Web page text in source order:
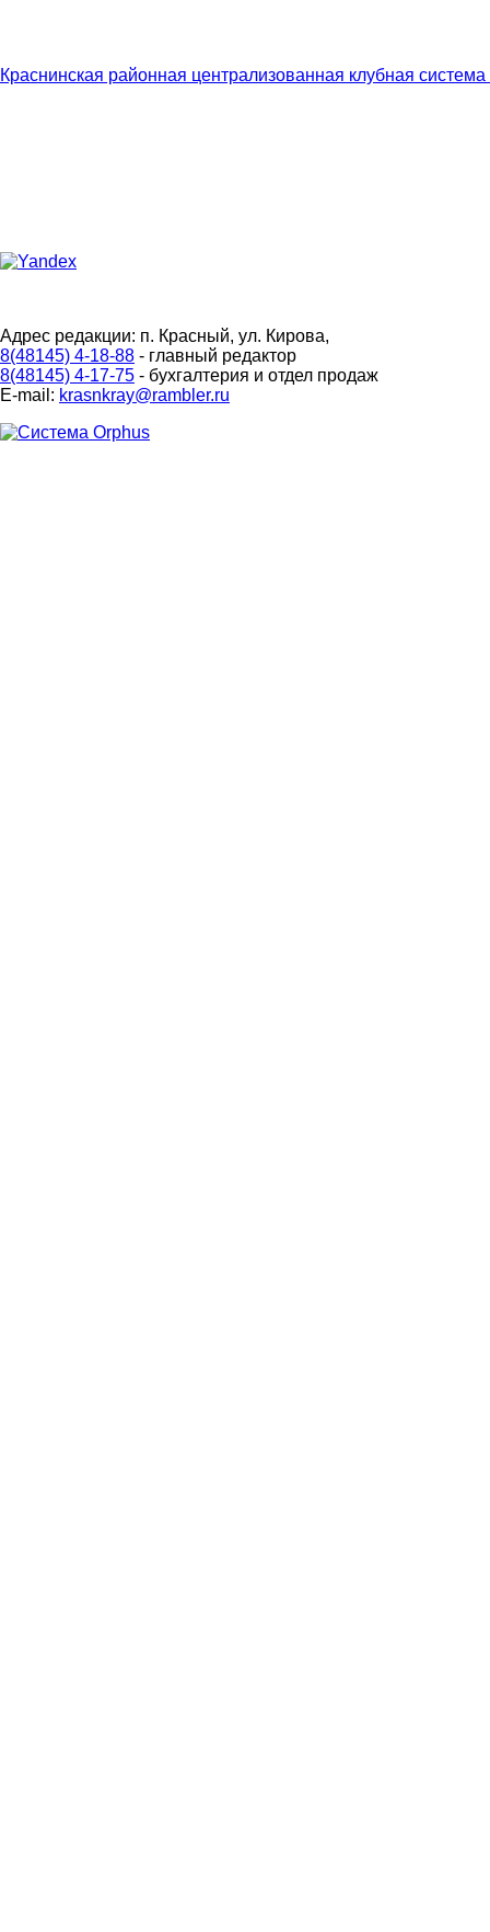
Краснинская районная централизованная клубная
Адрес редакции: п. Красный, ул. Кирова,
8(48145) 4-18-88 - главный редактор
8(48145) 4-17-75 - бухгалтерия и отдел продаж
E-mail: krasnkray@rambler.ru